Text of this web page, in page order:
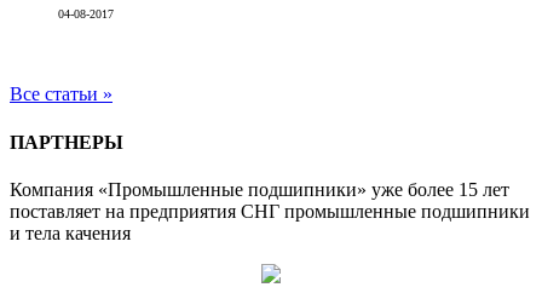
04-08-2017
Все статьи »
ПАРТНЕРЫ
Компания «Промышленные подшипники» уже более 15 лет
поставляет на предприятия СНГ промышленные подшипники
и тела качения